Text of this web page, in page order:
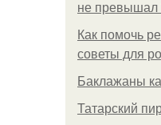
не превышал
Как помочь
советы для
Баклажаны
Татарский